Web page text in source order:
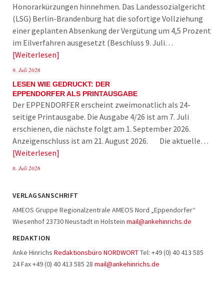
Honorarkürzungen hinnehmen. Das Landessozialgericht
(LSG) Berlin-Brandenburg hat die sofortige Vollziehung
einer geplanten Absenkung der Vergütung um 4,5 Prozent
im Eilverfahren ausgesetzt (Beschluss 9. Juli…
Weiterlesen
9. Juli 2026
LESEN WIE GEDRUCKT: DER
EPPENDORFER ALS PRINTAUSGABE
Der EPPENDORFER erscheint zweimonatlich als 24-
seitige Printausgabe. Die Ausgabe 4/26 ist am 7. Juli
erschienen, die nächste folgt am 1. September 2026.
Anzeigenschluss ist am 21. August 2026. Die aktuelle…
Weiterlesen
8. Juli 2026
VERLAGSANSCHRIFT
AMEOS Gruppe Regionalzentrale AMEOS Nord „Eppendorfer“
Wiesenhof 23730 Neustadt in Holstein mail@ankehinrichs.de
REDAKTION
Anke Hinrichs Redaktionsbüro NORDWORTTel: +49 (0) 40 413 585
24 Fax +49 (0) 40 413 585 28 mail@ankehinrichs.de